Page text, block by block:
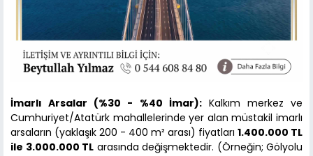
İmarlı Arsalar (%30 - %40 İmar):Kalkım merkez ve
Cumhuriyet/Atatürk mahallelerinde yer alan müstakil imarlı
arsaların (yaklaşık 200 - 400 m² arası) fiyatları 1.400.000 TL
ile 3.000.000 TL arasında değişmektedir. (Örneğin; Gölyolu